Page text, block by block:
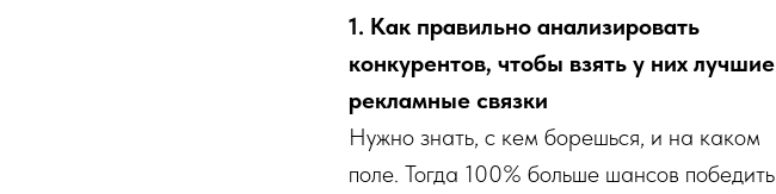
1. Как правильно анализировать
конкурентов, чтобы взять у них лучшие
рекламные связки
Нужно знать, с кем борешься, и на каком
поле. Тогда 100% больше шансов победить